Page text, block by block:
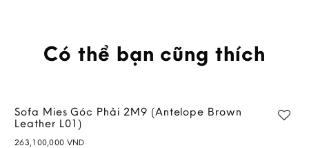
Có thể bạn cũng thích
Sofa Mies Góc Phải 2M9 (Antelope Brown
Leather L01)
263,100,000 VND